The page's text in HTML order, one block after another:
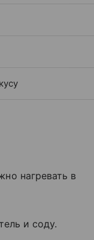
нагревать в
и соду.